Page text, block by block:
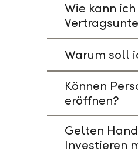
Wie kann
Warum soll
Können
eröffnen?
Gelten
Investieren